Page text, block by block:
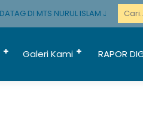
DI MTS NURUL ISLAM JATIREJO
Galeri Kami RAPOR